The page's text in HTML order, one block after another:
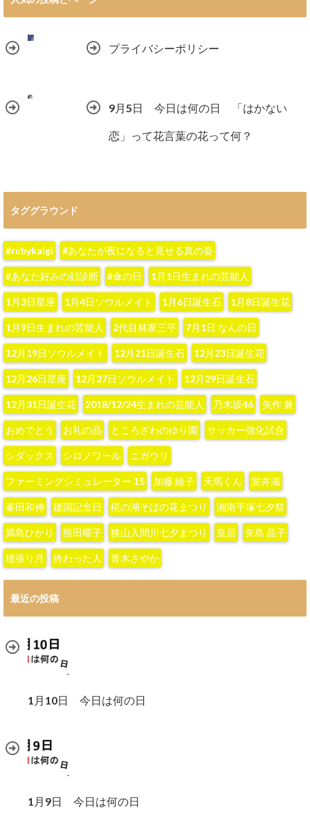
プライバシーポリシー
9月5日 今日は何の日 「はかない
恋」って花言葉の花って何？
タググラウンド
#rubykaigi #あなたが夜になると見せる真の姿
#あなた好みの顔診断 #傘の日 1月1日生まれの芸能人
1月3日星座 1月4日ソウルメイト 1月6日誕生石 1月8日誕生花
1月9日生まれの芸能人 2代目林家三平 7月1日 なんの日
12月19日ソウルメイト 12月21日誕生石 12月23日誕生花
12月26日星座 12月27日ソウルメイト 12月29日誕生石
12月31日誕生花 2018/12/24生まれの芸能人 ‪乃木坂46‬ ‪矢作 兼‬
おめでとう お礼の品 ところざわのゆり園 サッカー強化試合
シダックス シロノワール ニガウリ
ファーミングシミュレーター 15 加藤 綾子‬ 天馬くん 室井滋
峯田和伸 建国記念日 椛の湖そばの花まつり 湘南平塚七夕祭
満島ひかり 熊田曜子 狭山入間川七夕まつり 皇后 矢島 晶子
穂張り月 終わった人 青木さやか
最近の投稿
1月10日 今日は何の日
1月9日 今日は何の日